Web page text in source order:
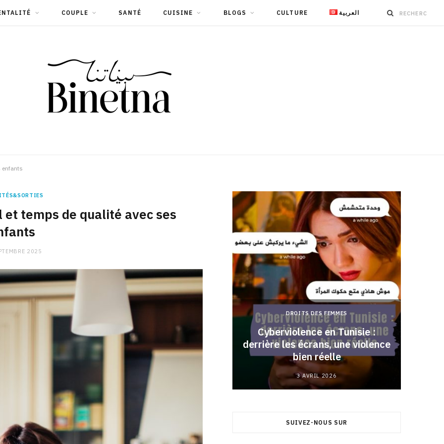
COUPLE SANTÉ CUISINE BLOGS CULTURE العربية
enfants
temps de qualité avec ses
2025
CHARGE MENTALE
Stress après le travail :
comment relâcher la pression
9 JANVIER 2026
DROITS DES FEMMES
Cyberviolence en Tunisie :
derrière les écrans, une violence
bien réelle
3 AVRIL 2026
SUIVEZ-NOUS SUR